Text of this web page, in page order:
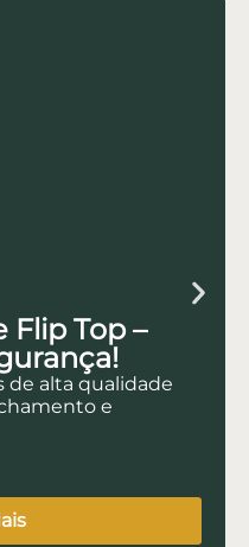
Flip Top –
de alta qualidade
e